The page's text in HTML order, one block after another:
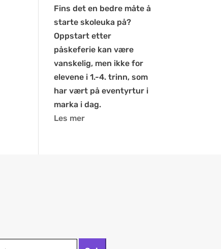
Fins det en bedre måte å
starte skoleuka på?
Oppstart etter
påskeferie kan være
vanskelig, men ikke for
elevene i 1.-4. trinn, som
har vært på eventyrtur i
marka i dag.
Les mer